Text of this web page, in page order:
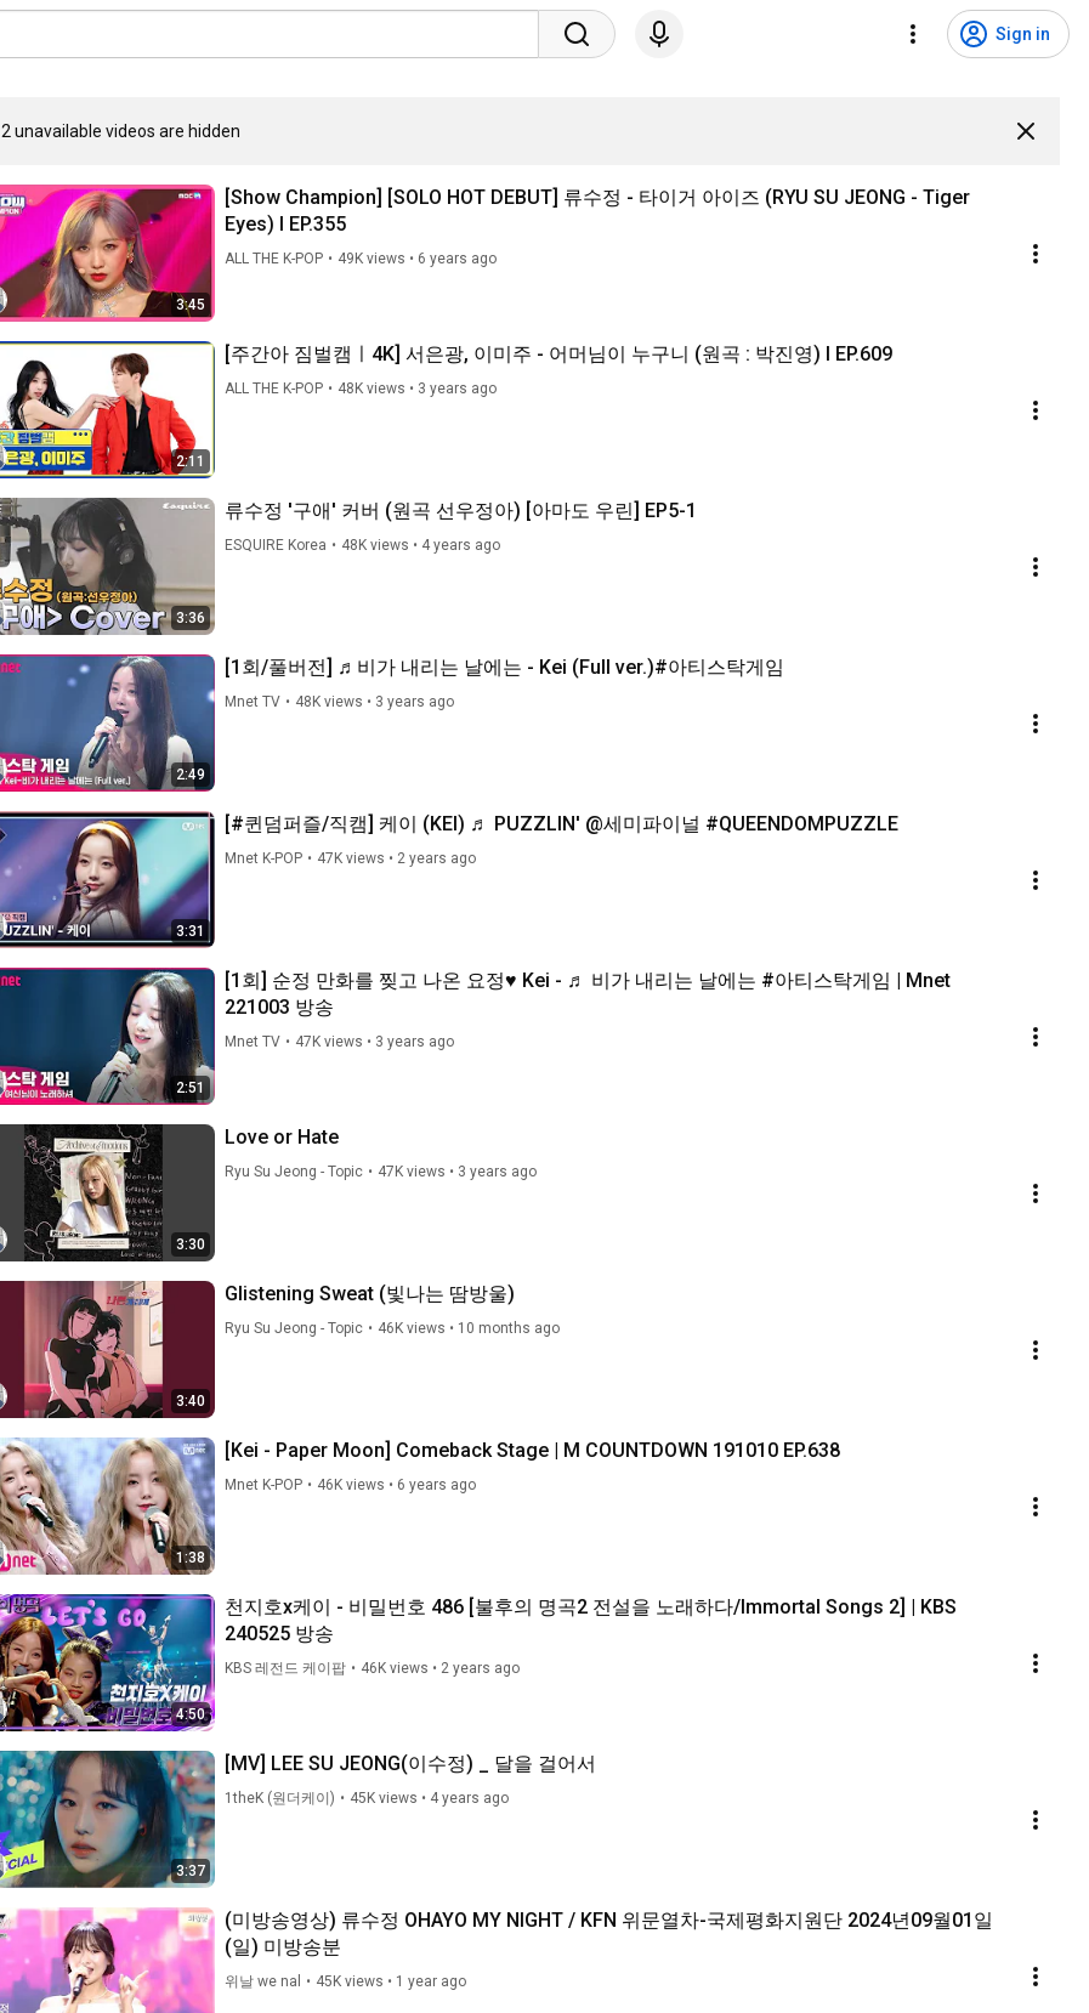
Sign in
2 unavailable videos are hidden
3:45
[Show Champion] [SOLO HOT DEBUT] 류수정 - 타이거 아이즈 (RYU SU JEONG - Tiger
Eyes) l EP.355
ALL THE K-POP • 49K views • 6 years ago
2:11
[주간아 짐벌캠ㅣ4K] 서은광, 이미주 - 어머님이 누구니 (원곡 : 박진영) l EP.609
ALL THE K-POP • 48K views • 3 years ago
3:36
류수정 '구애' 커버 (원곡 선우정아) [아마도 우린] EP5-1
ESQUIRE Korea • 48K views • 4 years ago
2:49
[1회/풀버전] ♬비가 내리는 날에는 - Kei (Full ver.)#아티스탁게임
Mnet TV • 48K views • 3 years ago
3:31
[#퀸덤퍼즐/직캠] 케이 (KEI) ♬ PUZZLIN' @세미파이널 #QUEENDOMPUZZLE
Mnet K-POP • 47K views • 2 years ago
2:51
[1회] 순정 만화를 찢고 나온 요정♥ Kei - ♬ 비가 내리는 날에는 #아티스탁게임 | Mnet
221003 방송
Mnet TV • 47K views • 3 years ago
3:30
Love or Hate
Ryu Su Jeong - Topic • 47K views • 3 years ago
3:40
Glistening Sweat (빛나는 땀방울)
Ryu Su Jeong - Topic • 46K views • 10 months ago
1:38
[Kei - Paper Moon] Comeback Stage | M COUNTDOWN 191010 EP.638
Mnet K-POP • 46K views • 6 years ago
4:50
천지호x케이 - 비밀번호 486 [불후의 명곡2 전설을 노래하다/Immortal Songs 2] | KBS
240525 방송
KBS 레전드 케이팝 • 46K views • 2 years ago
3:37
[MV] LEE SU JEONG(이수정) _ 달을 걸어서
1theK (원더케이) • 45K views • 4 years ago
(미방송영상) 류수정 OHAYO MY NIGHT / KFN 위문열차-국제평화지원단 2024년09월01일
(일) 미방송분
위날 we nal • 45K views • 1 year ago